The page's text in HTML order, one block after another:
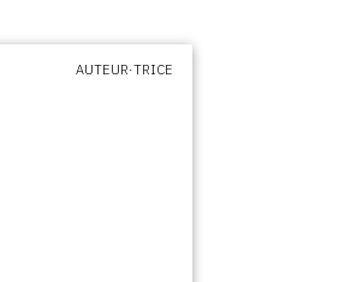
AUTEUR·TRICE